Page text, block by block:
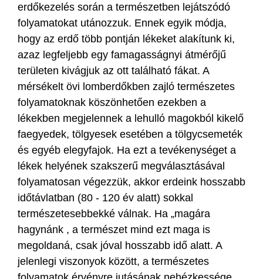
erdőkezelés során a természetben lejátszódó
folyamatokat utánozzuk. Ennek egyik módja,
hogy az erdő több pontján lékeket alakítunk ki,
azaz legfeljebb egy famagasságnyi átmérőjű
területen kivágjuk az ott található fákat. A
mérsékelt övi lomberdőkben zajló természetes
folyamatoknak köszönhetően ezekben a
lékekben megjelennek a lehulló magokból kikelő
faegyedek, tölgyesek esetében a tölgycsemeték
és egyéb elegyfajok. Ha ezt a tevékenységet a
lékek helyének szakszerű megválasztásával
folyamatosan végezzük, akkor erdeink hosszabb
időtávlatban (80 - 120 év alatt) sokkal
természetesebbekké válnak. Ha „magára
hagynánk , a természet mind ezt maga is
megoldaná, csak jóval hosszabb idő alatt. A
jelenlegi viszonyok között, a természetes